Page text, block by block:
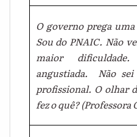
O governo prega
Sou do PNAIC. Não
maior
angustiada. Não
profissional. O olhar
fez o quê? (Professora